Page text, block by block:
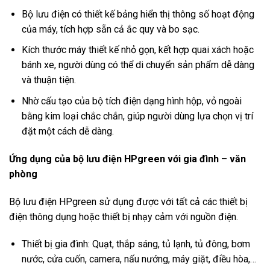
Bộ lưu điện có thiết kế bảng hiển thị thông số hoạt động
của máy, tích hợp sẵn cả ắc quy và bo sạc.
Kích thước máy thiết kế nhỏ gọn, kết hợp quai xách hoặc
bánh xe, người dùng có thể di chuyển sản phẩm dễ dàng
và thuận tiện.
Nhờ cấu tạo của bộ tích điện dạng hình hộp, vỏ ngoài
bằng kim loại chắc chắn, giúp người dùng lựa chọn vị trí
đặt một cách dễ dàng.
Ứng dụng của bộ lưu điện HPgreen với gia đình – văn
phòng
Bộ lưu điện HPgreen sử dụng được với tất cả các thiết bị
điện thông dụng hoặc thiết bị nhạy cảm với nguồn điện.
Thiết bị gia đình: Quạt, thắp sáng, tủ lạnh, tủ đông, bơm
nước, cửa cuốn, camera, nấu nướng, máy giặt, điều hòa,…